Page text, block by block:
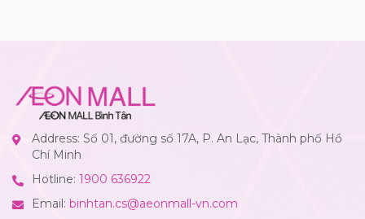
Address: Số 01, đường số 17A, P. An Lạc, Thành phố Hồ
Chí Minh
Hotline: 1900 636922
Email: binhtan.cs@aeonmall-vn.com